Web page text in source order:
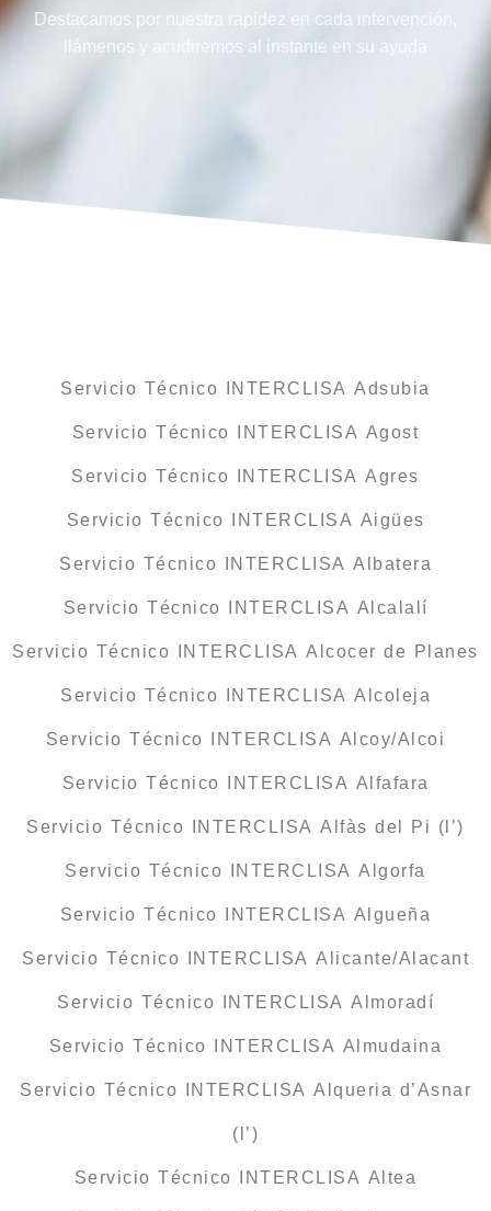
Destacamos por nuestra rapidez en cada intervención,
llámenos y acudiremos al instante en su ayuda
Servicio Técnico INTERCLISA Adsubia
Servicio Técnico INTERCLISA Agost
Servicio Técnico INTERCLISA Agres
Servicio Técnico INTERCLISA Aigües
Servicio Técnico INTERCLISA Albatera
Servicio Técnico INTERCLISA Alcalalí
Servicio Técnico INTERCLISA Alcocer de Planes
Servicio Técnico INTERCLISA Alcoleja
Servicio Técnico INTERCLISA Alcoy/Alcoi
Servicio Técnico INTERCLISA Alfafara
Servicio Técnico INTERCLISA Alfàs del Pi (l’)
Servicio Técnico INTERCLISA Algorfa
Servicio Técnico INTERCLISA Algueña
Servicio Técnico INTERCLISA Alicante/Alacant
Servicio Técnico INTERCLISA Almoradí
Servicio Técnico INTERCLISA Almudaina
Servicio Técnico INTERCLISA Alqueria d’Asnar
(l’)
Servicio Técnico INTERCLISA Altea